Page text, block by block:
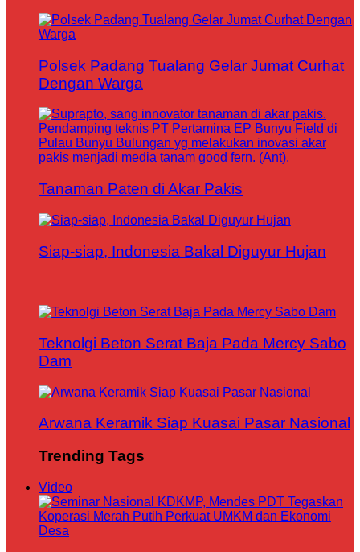
Polsek Padang Tualang Gelar Jumat Curhat
Dengan Warga
Tanaman Paten di Akar Pakis
Siap-siap, Indonesia Bakal Diguyur Hujan
Teknolgi Beton Serat Baja Pada Mercy Sabo
Dam
Arwana Keramik Siap Kuasai Pasar Nasional
Trending Tags
Video